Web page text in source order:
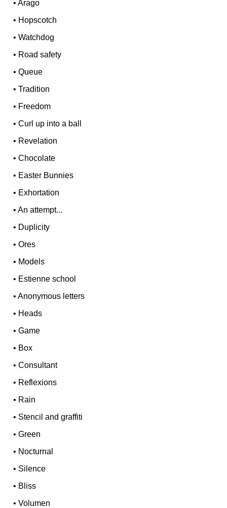
•Arago
• Hopscotch
•Watchdog
• Road safety
•Queue
•Tradition
• Freedom
•Curl up into a ball
• Revelation
•Chocolate
• Easter Bunnies
• Exhortation
•An attempt...
• Duplicity
•Ores
• Models
• Estienne school
•Anonymous letters
• Heads
•Game
• Box
•Consultant
• Reflexions
• Rain
• Stencil and graffiti
•Green
• Nocturnal
• Silence
• Bliss
•Volumen